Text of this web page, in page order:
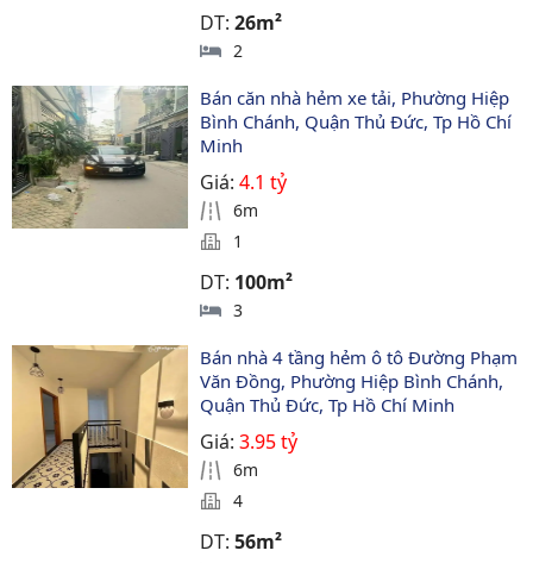
DT:26m²
2
Bán căn nhà hẻm xe tải, Phường Hiệp
Bình Chánh, Quận Thủ Đức, Tp Hồ Chí
Minh
Giá:4.1 tỷ
6m
1
DT: 100m²
3
Bán nhà 4 tầng hẻm ô tô Đường Phạm
Văn Đồng, Phường Hiệp Bình Chánh,
Quận Thủ Đức, Tp Hồ Chí Minh
Giá:3.95 tỷ
6m
4
DT:56m²